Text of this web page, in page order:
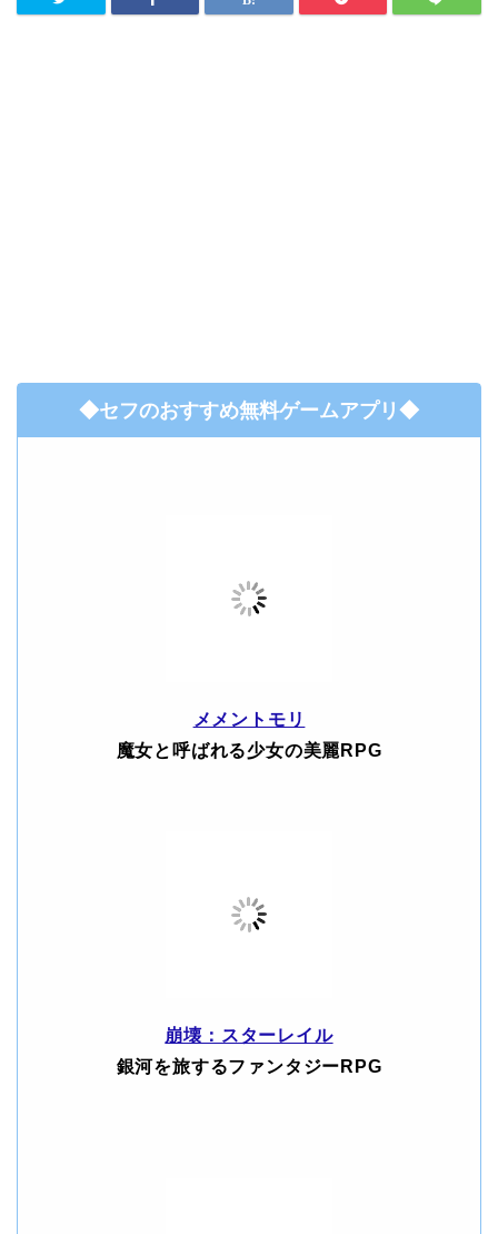
◆セフのおすすめ無料ゲームアプリ◆
メメントモリ
魔女と呼ばれる少女の美麗RPG
崩壊：スターレイル
銀河を旅するファンタジーRPG